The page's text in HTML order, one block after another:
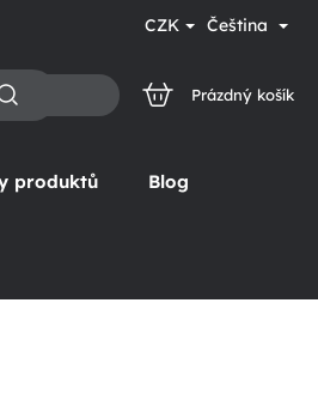
CZK Čeština
NÁKUPNÍ
Prázdný košík
produktů Blog